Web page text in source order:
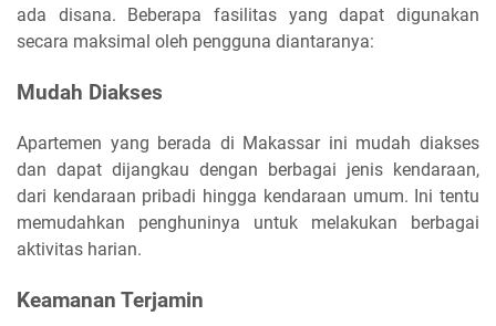
ada disana. Beberapa fasilitas yang dapat digunakan
secara maksimal oleh pengguna diantaranya:
Mudah Diakses
Apartemen yang berada di Makassar ini mudah diakses
dan dapat dijangkau dengan berbagai jenis kendaraan,
dari kendaraan pribadi hingga kendaraan umum. Ini tentu
memudahkan penghuninya untuk melakukan berbagai
aktivitas harian.
Keamanan Terjamin